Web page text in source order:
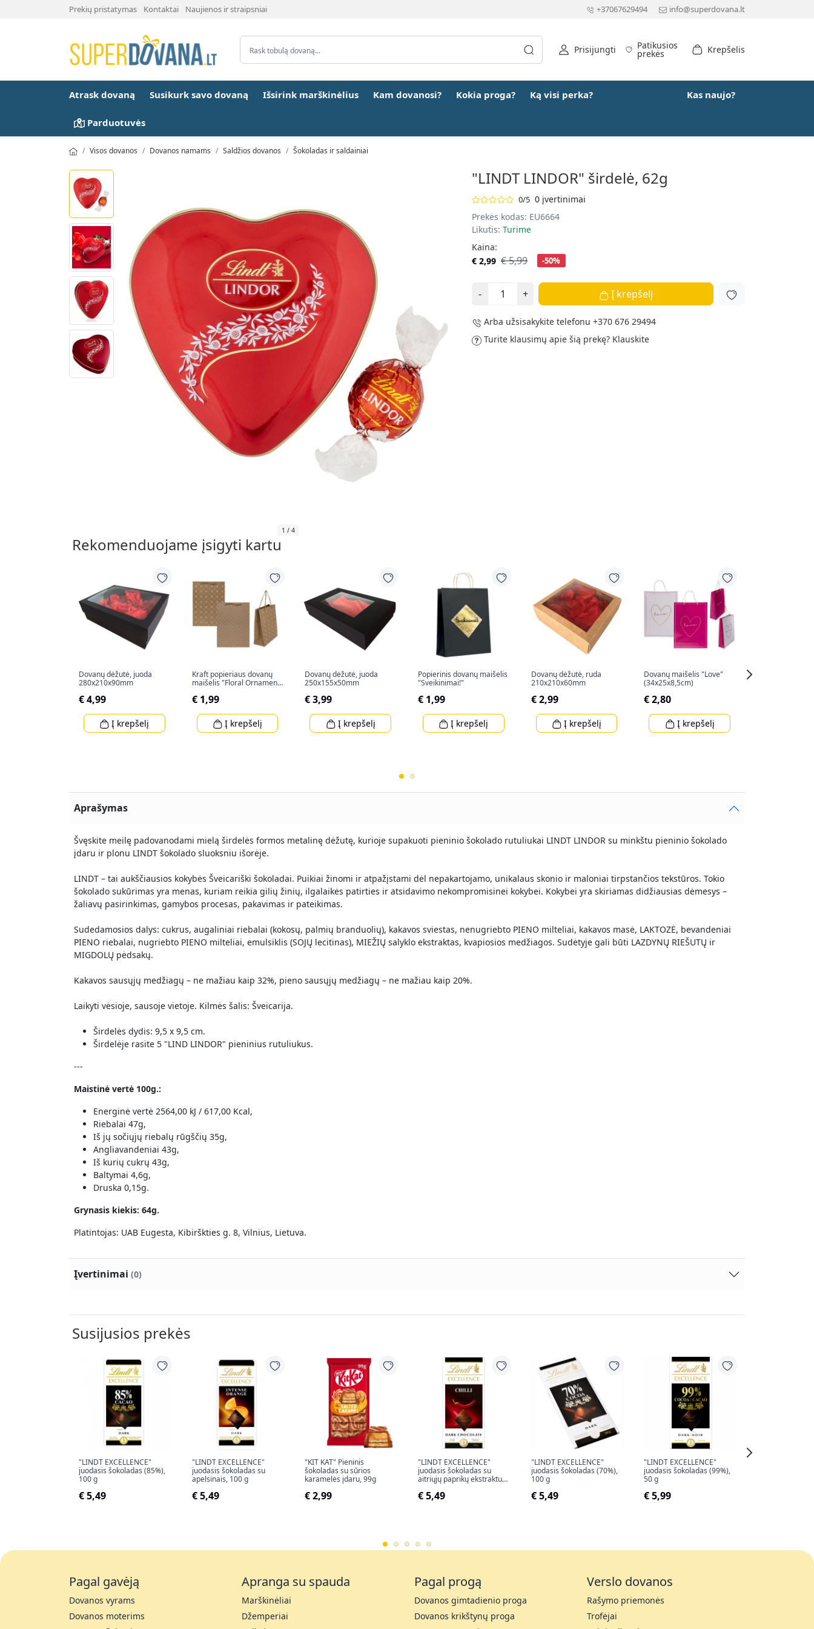
Prekių pristatymas Kontaktai Naujienos ir straipsniai +37067629494 info@superdovana.lt
Prisijungti Patikusios
prekės Krepšelis
Atrask dovaną Susikurk savo dovaną Išsirink marškinėlius Kam dovanosi? Kokia proga? Ką visi perka? Kas naujo?
Parduotuvės
Visos dovanos Dovanos namams Saldžios dovanos Šokoladas ir saldainiai
1 / 4
"LINDT LINDOR" širdelė, 62g
0/5 0 įvertinimai
Prekės kodas: EU6664
Likutis: Turime
Kaina:
€ 2,99 € 5,99 -50%
- + Į krepšelį
Arba užsisakykite telefonu +370 676 29494
Turite klausimų apie šią prekę? Klauskite
Rekomenduojame įsigyti kartu
Dovanų dėžutė, juoda
280x210x90mm
€ 4,99
Į krepšelį
Kraft popieriaus dovanų
maišelis "Floral Ornament"
€ 1,99
Į krepšelį
Dovanų dėžutė, juoda
250x155x50mm
€ 3,99
Į krepšelį
Popierinis dovanų maišelis
"Sveikinimai!"
€ 1,99
Į krepšelį
Dovanų dėžutė, ruda
210x210x60mm
€ 2,99
Į krepšelį
Dovanų maišelis "Love"
(34x25x8,5cm)
€ 2,80
Į krepšelį
Aprašymas
Švęskite meilę padovanodami mielą širdelės formos metalinę dėžutę, kurioje supakuoti pieninio šokolado rutuliukai LINDT LINDOR su minkštu pieninio šokolado
įdaru ir plonu LINDT šokolado sluoksniu išorėje.
LINDT – tai aukščiausios kokybės Šveicariški šokoladai. Puikiai žinomi ir atpažįstami dėl nepakartojamo, unikalaus skonio ir maloniai tirpstančios tekstūros. Tokio
šokolado sukūrimas yra menas, kuriam reikia gilių žinių, ilgalaikės patirties ir atsidavimo nekompromisinei kokybei. Kokybei yra skiriamas didžiausias dėmesys –
žaliavų pasirinkimas, gamybos procesas, pakavimas ir pateikimas.
Sudedamosios dalys: cukrus, augaliniai riebalai (kokosų, palmių branduolių), kakavos sviestas, nenugriebto PIENO milteliai, kakavos masė, LAKTOZĖ, bevandeniai
PIENO riebalai, nugriebto PIENO milteliai, emulsiklis (SOJŲ lecitinas), MIEŽIŲ salyklo ekstraktas, kvapiosios medžiagos. Sudėtyje gali būti LAZDYNŲ RIEŠUTŲ ir
MIGDOLŲ pėdsakų.
Kakavos sausųjų medžiagų – ne mažiau kaip 32%, pieno sausųjų medžiagų – ne mažiau kaip 20%.
Laikyti vėsioje, sausoje vietoje. Kilmės šalis: Šveicarija.
Širdelės dydis: 9,5 x 9,5 cm.
Širdelėje rasite 5 "LIND LINDOR" pieninius rutuliukus.
---
Maistinė vertė 100g.:
Energinė vertė 2564,00 kJ / 617,00 Kcal,
Riebalai 47g,
Iš jų sočiųjų riebalų rūgščių 35g,
Angliavandeniai 43g,
Iš kurių cukrų 43g,
Baltymai 4,6g,
Druska 0,15g.
Grynasis kiekis: 64g.
Platintojas: UAB Eugesta, Kibirškties g. 8, Vilnius, Lietuva.
Įvertinimai (0)
Susijusios prekės
"LINDT EXCELLENCE"
juodasis šokoladas (85%),
100 g
€ 5,49
"LINDT EXCELLENCE"
juodasis šokoladas su
apelsinais, 100 g
€ 5,49
"KIT KAT" Pieninis
šokoladas su sūrios
karamelės įdaru, 99g
€ 2,99
"LINDT EXCELLENCE"
juodasis šokoladas su
aitriųjų paprikų ekstraktu,
€ 5,49
"LINDT EXCELLENCE"
juodasis šokoladas (70%),
100 g
€ 5,49
"LINDT EXCELLENCE"
juodasis šokoladas (99%),
50 g
€ 5,99
Pagal gavėją
Dovanos vyrams
Dovanos moterims
Apranga su spauda
Marškinėliai
Džemperiai
Pagal progą
Dovanos gimtadienio proga
Dovanos krikštynų proga
Verslo dovanos
Rašymo priemonės
Trofėjai